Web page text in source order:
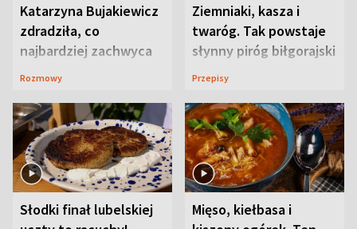
Katarzyna Bujakiewicz
zdradziła, co
najbardziej zachwyca
ją w Lublinie
Rozmowy
Ziemniaki, kasza i
twaróg. Tak powstaje
słynny piróg biłgorajski
Przepisy
Słodki finał lubelskiej
Mięso, kiełbasa i